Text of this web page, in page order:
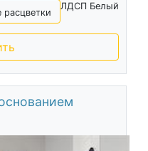
ЛДСП Белый
расцветки